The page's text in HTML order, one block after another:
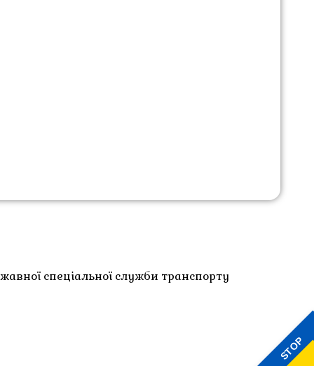
STOP
спеціальної служби транспорту